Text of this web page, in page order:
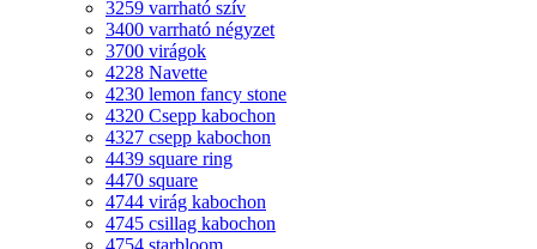
3259 varrható szív
3400 varrható négyzet
3700 virágok
4228 Navette
4230 lemon fancy stone
4320 Csepp kabochon
4327 csepp kabochon
4439 square ring
4470 square
4744 virág kabochon
4745 csillag kabochon